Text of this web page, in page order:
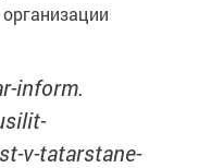
inform.
v-tatarstane-